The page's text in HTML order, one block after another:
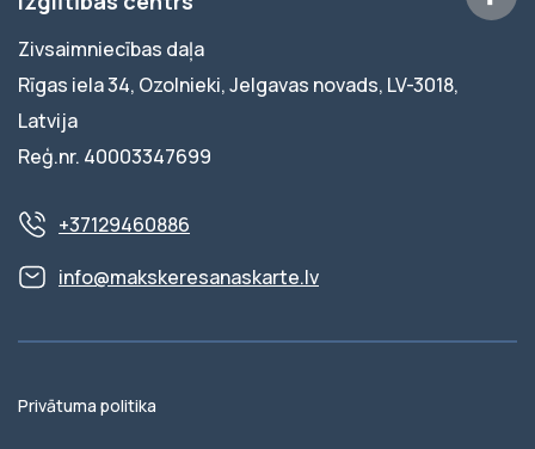
Zivsaimniecības daļa
Rīgas iela 34, Ozolnieki, Jelgavas novads, LV-3018,
Latvija
Reģ.nr. 40003347699
+37129460886
info@makskeresanaskarte.lv
Privātuma politika